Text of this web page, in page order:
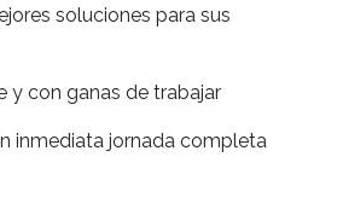
soluciones para sus
y con ganas de trabajar
inmediata jornada completa